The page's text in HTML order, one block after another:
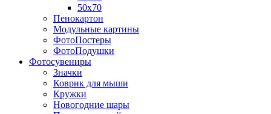
50х70
Пенокартон
Модульные картины
ФотоПостеры
ФотоПодушки
Фотоcувениры
Значки
Коврик для мыши
Кружки
Новогодние шары